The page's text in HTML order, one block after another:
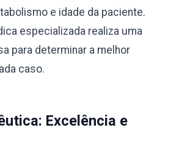
e idade da paciente.
especializada realiza uma
para determinar a melhor
caso.
Excelência e